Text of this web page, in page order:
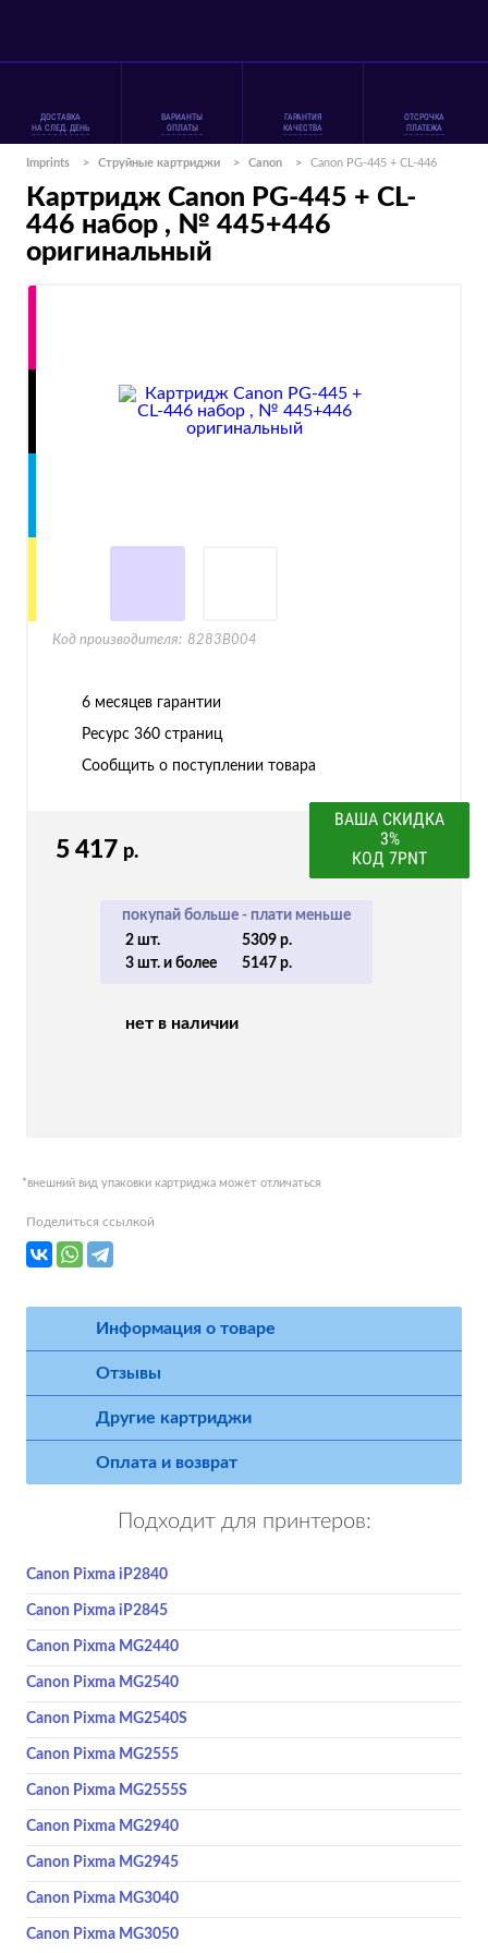
ДОСТАВКА
НА СЛЕД. ДЕНЬ
ВАРИАНТЫ
ОПЛАТЫ
ГАРАНТИЯ
КАЧЕСТВА
ОТСРОЧКА
ПЛАТЕЖА
Imprints > Струйные картриджи > Canon > Canon PG-445 + CL-446
Картридж Canon PG-445 + CL-
446 набор , № 445+446
оригинальный
ВАША СКИДКА
3%
КОД 7PNT
5 417 р.
покупай больше - плати меньше
2 шт.
5309 р.
3 шт. и более
5147 р.
нет в наличии
Код производителя: 8283B004
6 месяцев гарантии
Ресурс 360 страниц
Сообщить о поступлении товара
*внешний вид упаковки картриджа может отличаться
Поделиться ссылкой
Информация о товаре
Отзывы
Другие картриджи
Оплата и возврат
Подходит для принтеров:
Canon Pixma iP2840
Canon Pixma iP2845
Canon Pixma MG2440
Canon Pixma MG2540
Canon Pixma MG2540S
Canon Pixma MG2555
Canon Pixma MG2555S
Canon Pixma MG2940
Canon Pixma MG2945
Canon Pixma MG3040
Canon Pixma MG3050